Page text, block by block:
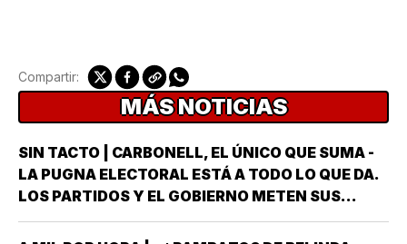
Compartir:
MÁS NOTICIAS
SIN TACTO | CARBONELL, EL ÚNICO QUE SUMA -
LA PUGNA ELECTORAL ESTÁ A TODO LO QUE DA.
LOS PARTIDOS Y EL GOBIERNO METEN SUS
ARMAS MÁS AFILADAS CON LA VISTA PUESTA EN
LA JORNADA DEL DOMINGO 6 DE JUNIO DEL AÑO